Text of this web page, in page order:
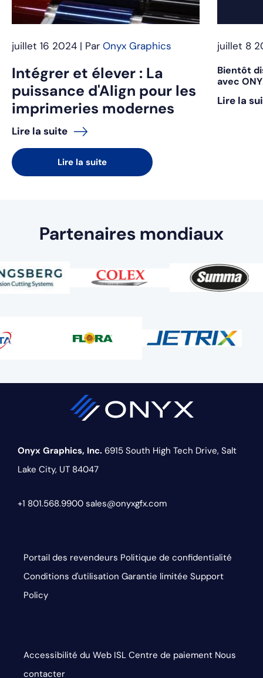
juillet 16 2024 | Par Onyx Graphics
Intégrer et élever : La
puissance d'Align pour les
imprimeries modernes
Lire la suite
juillet 8
Bientôt
avec
Lire la
Lire la suite
Partenaires mondiaux
Onyx Graphics, Inc. 6915 South High Tech Drive, Salt
Lake City, UT 84047
+1 801.568.9900 sales@onyxgfx.com
Portail des revendeurs Politique de confidentialité
Conditions d'utilisation Garantie limitée Support
Policy
Accessibilité du Web ISL Centre de paiement Nous
contacter